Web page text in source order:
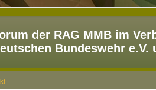
der RAG MMB im
Bundeswehr